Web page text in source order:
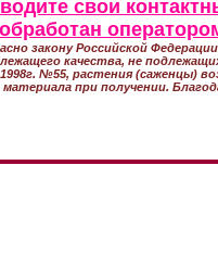
свои
обработан
закону Российской
качества, не
№55, растения (саженцы)
при получении.